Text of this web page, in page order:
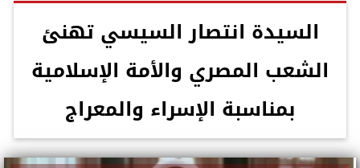
السيدة انتصار السيسي تهنئ
الشعب المصري والأمة الإسلامية
بمناسبة الإسراء والمعراج